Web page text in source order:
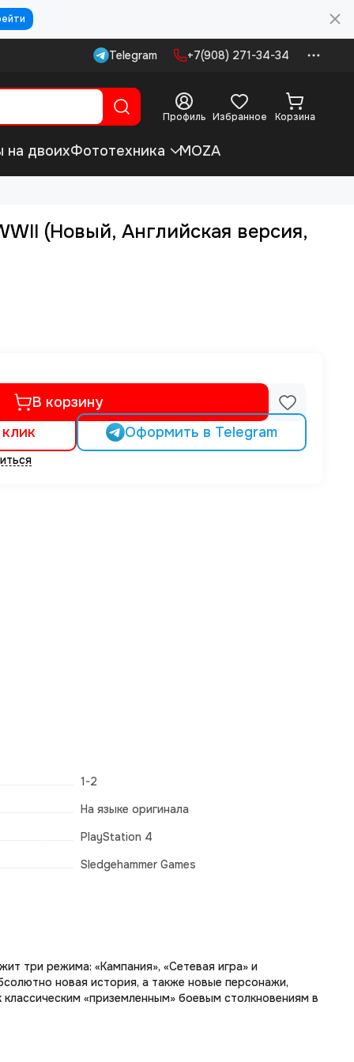
Telegram +7(908) 271-34-34
Профиль Избранное Корзина
на двоихФототехника MOZA
(Новый, Английская версия,
В корзину
Оформить в Telegram
1-2
На языке оригинала
PlayStation 4
Sledgehammer Games
три режима: «Кампания», «Сетевая игра» и
новая история, а также новые персонажи,
«приземленным» боевым столкновениям в